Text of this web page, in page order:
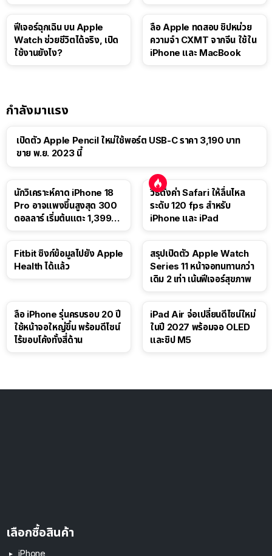
ฟีเจอร์ฉุกเฉิน บน Apple
Watch ช่วยชีวิตได้จริง, เปิด
ใช้งานยังไง?
ลือ Apple ทดสอบ ชิปหน่วย
ความจำ CXMT จากจีน ใช้ใน
iPhone และ MacBook
กำลังมาแรง
เปิดตัว Apple Pencil ใหม่ใช้พอร์ต USB-C ราคา 3,190 บาท
ขาย พ.ย. 2023 นี้
นักวิเคราะห์คาด iPhone 18
Pro อาจแพงขึ้นสูงสุด 300
ดอลลาร์ เริ่มต้นแตะ 1,399
วิธีตั้งค่า Safari ให้ลื่นไหล
ระดับ 120 fps สำหรับ
iPhone และ iPad
Fitbit ซิงก์ข้อมูลไปยัง Apple
Health ได้แล้ว
สรุปเปิดตัว Apple Watch
Series 11 หน้าจอทนทานกว่า
เดิม 2 เท่า เน้นฟีเจอร์สุขภาพ
ลือ iPhone รุ่นครบรอบ 20 ปี
ใช้หน้าจอใหญ่ขึ้น พร้อมดีไซน์
ไร้ขอบโค้งทั้งสี่ด้าน
iPad Air จ่อเปลี่ยนดีไซน์ใหม่
ในปี 2027 พร้อมจอ OLED
และชิป M5
เลือกซื้อสินค้า
iPhone